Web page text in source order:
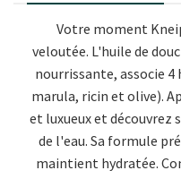
Votre moment
veloutée. L'huile de
nourrissante, associe
marula, ricin et olive).
et luxueux et découvrez
de l'eau. Sa formule
maintient hydratée.